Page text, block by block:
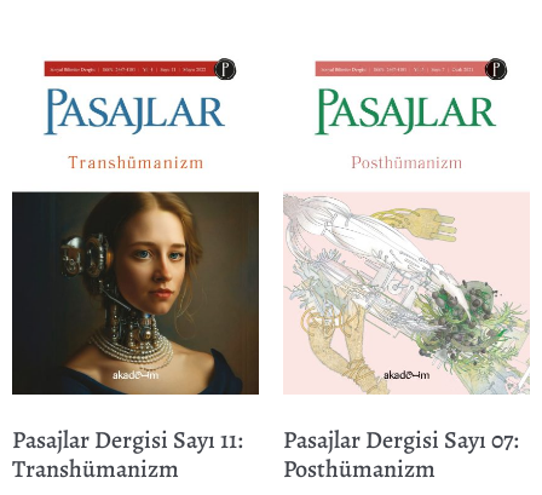
Pasajlar Dergisi Sayı 11:
Transhümanizm
Pasajlar Dergisi Sayı 07:
Posthümanizm